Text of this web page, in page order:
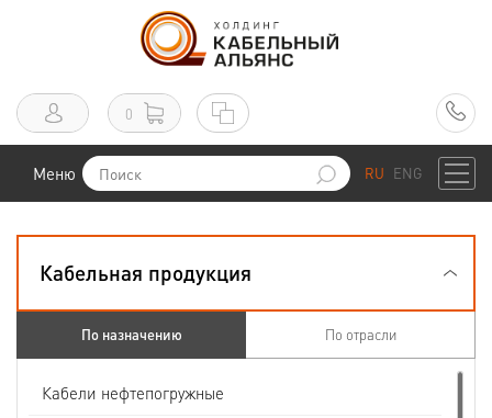
0
Меню RU ENG
Кабельная продукция
По назначению По отрасли
Кабели нефтепогружные